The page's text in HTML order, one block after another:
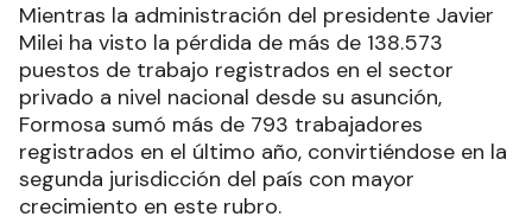
Mientras la administración del presidente Javier
Milei ha visto la pérdida de más de 138.573
puestos de trabajo registrados en el sector
privado a nivel nacional desde su asunción,
Formosa sumó más de 793 trabajadores
registrados en el último año, convirtiéndose en la
segunda jurisdicción del país con mayor
crecimiento en este rubro.